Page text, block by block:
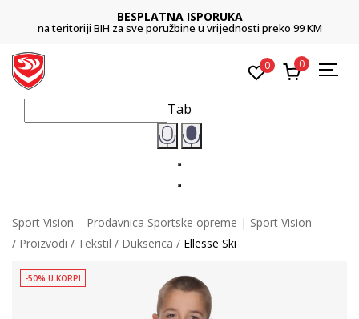
BESPLATNA ISPORUKA
na teritoriji BIH za sve poružbine u vrijednosti preko 99 KM
0 0
Tab
Sport Vision – Prodavnica Sportske opreme | Sport Vision
Proizvodi
Tekstil Dukserica Ellesse Ski
-50% U KORPI